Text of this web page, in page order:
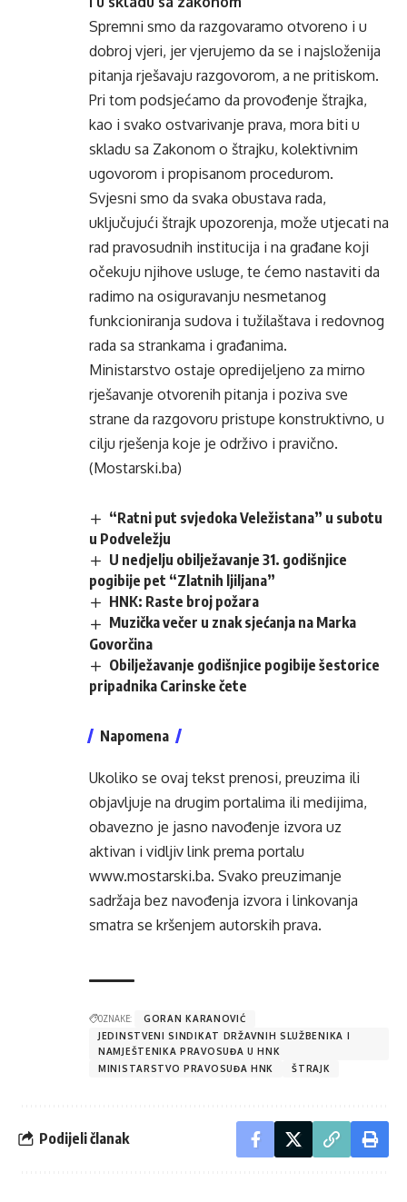
Spremni smo da razgovaramo otvoreno i u
dobroj vjeri, jer vjerujemo da se i najsloženija
pitanja rješavaju razgovorom, a ne pritiskom.
Pri tom podsjećamo da provođenje štrajka,
kao i svako ostvarivanje prava, mora biti u
skladu sa Zakonom o štrajku, kolektivnim
ugovorom i propisanom procedurom.
Svjesni smo da svaka obustava rada,
uključujući štrajk upozorenja, može utjecati na
rad pravosudnih institucija i na građane koji
očekuju njihove usluge, te ćemo nastaviti da
radimo na osiguravanju nesmetanog
funkcioniranja sudova i tužilaštava i redovnog
rada sa strankama i građanima.
Ministarstvo ostaje opredijeljeno za mirno
rješavanje otvorenih pitanja i poziva sve
strane da razgovoru pristupe konstruktivno, u
cilju rješenja koje je održivo i pravično.
(Mostarski.ba)
“Ratni put svjedoka Veležistana” u subotu
u Podveležju
U nedjelju obilježavanje 31. godišnjice
pogibije pet “Zlatnih ljiljana”
HNK: Raste broj požara
Muzička večer u znak sjećanja na Marka
Govorčina
Obilježavanje godišnjice pogibije šestorice
pripadnika Carinske čete
Napomena
Ukoliko se ovaj tekst prenosi, preuzima ili
objavljuje na drugim portalima ili medijima,
obavezno je jasno navođenje izvora uz
aktivan i vidljiv link prema portalu
www.mostarski.ba. Svako preuzimanje
sadržaja bez navođenja izvora i linkovanja
smatra se kršenjem autorskih prava.
OZNAKE:
GORAN KARANOVIĆ
JEDINSTVENI SINDIKAT DRŽAVNIH SLUŽBENIKA I
NAMJEŠTENIKA PRAVOSUĐA U HNK
MINISTARSTVO PRAVOSUĐA HNK
ŠTRAJK
Podijeli članak